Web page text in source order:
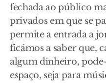
fechada ao público
privados em que se
permite a entrada a
ficámos a saber que,
algum dinheiro,
espaço, seja para